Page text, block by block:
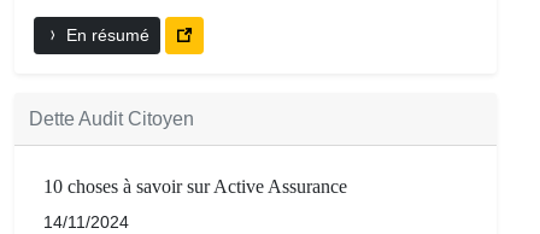
En résumé
Dette Audit Citoyen
10 choses à savoir sur Active Assurance
14/11/2024